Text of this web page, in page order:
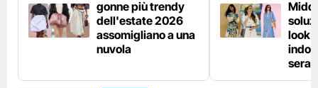
gonne più trendy
dell'estate 2026
assomigliano a una
nuvola
look
sera